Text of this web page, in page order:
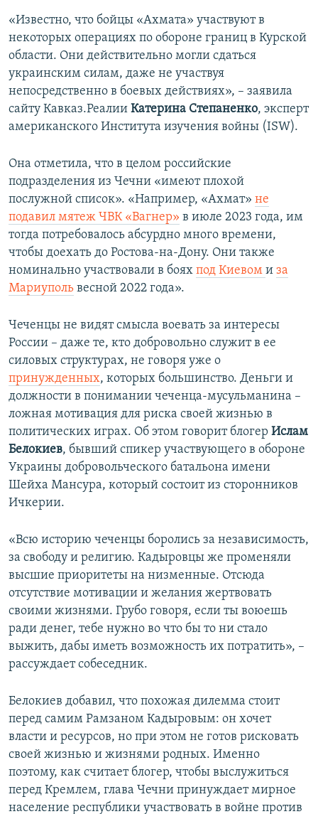
«Известно, что бойцы «Ахмата» участвуют в
некоторых операциях по обороне границ в Курской
области. Они действительно могли сдаться
украинским силам, даже не участвуя
непосредственно в боевых действиях», – заявила
сайту Кавказ.Реалии Катерина Степаненко, эксперт
американского Института изучения войны (ISW).
Она отметила, что в целом российские
подразделения из Чечни «имеют плохой
послужной список». «Например, «Ахмат» не
подавил мятеж ЧВК «Вагнер» в июле 2023 года, им
тогда потребовалось абсурдно много времени,
чтобы доехать до Ростова-на-Дону. Они также
номинально участвовали в боях под Киевом и за
Мариуполь весной 2022 года».
Чеченцы не видят смысла воевать за интересы
России – даже те, кто добровольно служит в ее
силовых структурах, не говоря уже о
принужденных, которых большинство. Деньги и
должности в понимании чеченца-мусульманина –
ложная мотивация для риска своей жизнью в
политических играх. Об этом говорит блогер Ислам
Белокиев, бывший спикер участвующего в обороне
Украины добровольческого батальона имени
Шейха Мансура, который состоит из сторонников
Ичкерии.
«Всю историю чеченцы боролись за независимость,
за свободу и религию. Кадыровцы же променяли
высшие приоритеты на низменные. Отсюда
отсутствие мотивации и желания жертвовать
своими жизнями. Грубо говоря, если ты воюешь
ради денег, тебе нужно во что бы то ни стало
выжить, дабы иметь возможность их потратить», –
рассуждает собеседник.
Белокиев добавил, что похожая дилемма стоит
перед самим Рамзаном Кадыровым: он хочет
власти и ресурсов, но при этом не готов рисковать
своей жизнью и жизнями родных. Именно
поэтому, как считает блогер, чтобы выслужиться
перед Кремлем, глава Чечни принуждает мирное
население республики участвовать в войне против